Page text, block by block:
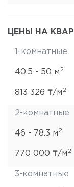
ЦЕНЫ НА
1-комнатные
40.5 - 50 м2
813 326 ₸/м2
2-комнатные
46 - 78.3 м2
770 000 ₸/м2
3-комнатные